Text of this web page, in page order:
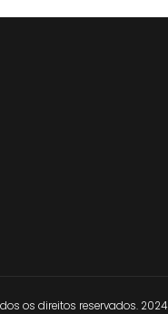
os direitos reservados. 2024